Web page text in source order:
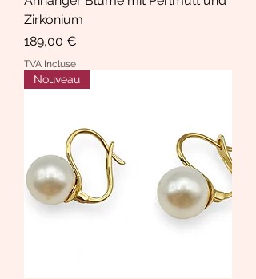
Zirkonium
Prix
189,00 €
TVA Incluse
Nouveau